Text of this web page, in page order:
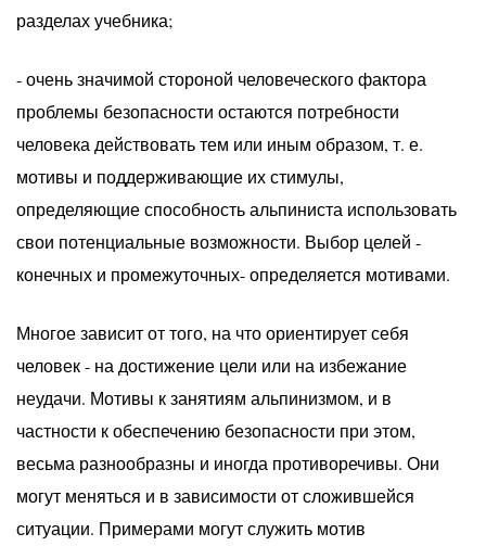
разделах учебника;
- очень значимой стороной человеческого фактора
проблемы безопасности остаются потребности
человека действовать тем или иным образом, т. е.
мотивы и поддерживающие их стимулы,
определяющие способность альпиниста использовать
свои потенциальные возможности. Выбор целей -
конечных и промежуточных- определяется мотивами.
Многое зависит от того, на что ориентирует себя
человек - на достижение цели или на избежание
неудачи. Мотивы к занятиям альпинизмом, и в
частности к обеспечению безопасности при этом,
весьма разнообразны и иногда противоречивы. Они
могут меняться и в зависимости от сложившейся
ситуации. Примерами могут служить мотив